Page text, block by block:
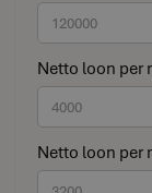
Netto loon per
Netto loon per